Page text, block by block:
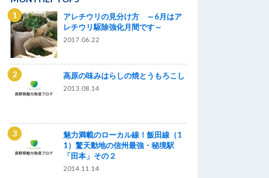
アレチウリの見分け方 ～6月はア
レチウリ駆除強化月間です～
2017.06.22
高原の味みはらしの焼とうもろこし
2013.08.14
魅力満載のローカル線！飯田線（1
1）驚天動地の信州最強・秘境駅
「田本」その２
2014.11.14